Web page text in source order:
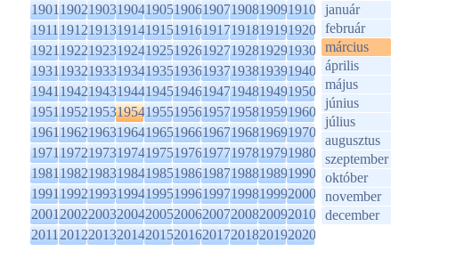
1901190219031904190519061907190819091910
1911191219131914191519161917191819191920
1921192219231924192519261927192819291930
1931193219331934193519361937193819391940
1941194219431944194519461947194819491950
1951195219531954195519561957195819591960
1961196219631964196519661967196819691970
1971197219731974197519761977197819791980
1981198219831984198519861987198819891990
1991199219931994199519961997199819992000
2001200220032004200520062007200820092010
2011201220132014201520162017201820192020
január
február
március
április
május
június
július
augusztus
szeptember
október
november
december